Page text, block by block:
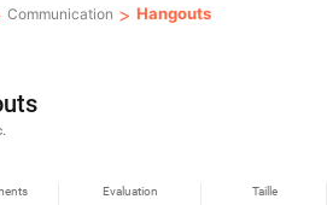
Communication > Hangouts
Evaluation Taille